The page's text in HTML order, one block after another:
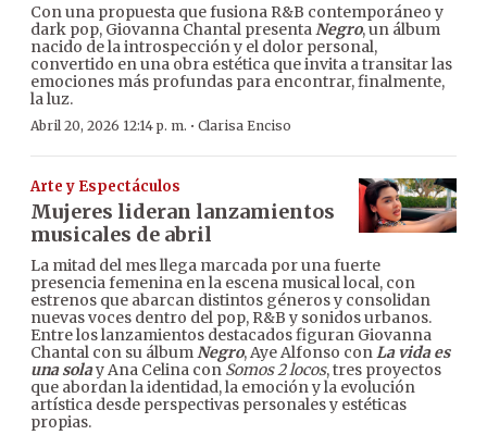
Con una propuesta que fusiona R&B contemporáneo y
dark pop, Giovanna Chantal presentaNegro, un álbum
nacido de la introspección y el dolor personal,
convertido en una obra estética que invita a transitar las
emociones más profundas para encontrar, finalmente,
la luz.
Abril 20, 2026 12:14 p. m. · Clarisa Enciso
Arte y Espectáculos
Mujeres lideran lanzamientos
musicales de abril
La mitad del mes llega marcada por una fuerte
presencia femenina en la escena musical local, con
estrenos que abarcan distintos géneros y consolidan
nuevas voces dentro del pop, R&B y sonidos urbanos.
Entre los lanzamientos destacados figuran Giovanna
Chantal con su álbumNegro, Aye Alfonso conLa vida es
una solay Ana Celina con Somos 2 locos, tres proyectos
que abordan la identidad, la emoción y la evolución
artística desde perspectivas personales y estéticas
propias.